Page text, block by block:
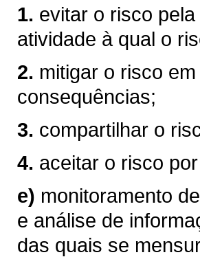
1. evitar o risco
atividade à qual o
2. mitigar o risco
consequências;
3. compartilhar o
4. aceitar o risco
e) monitoramento
e análise de
das quais se